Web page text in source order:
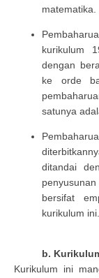
matematika.
kurikulum
dengan
ke orde
satunya
ditandai
bersifat
kurikulum ini.
b.
Kurikulum ini